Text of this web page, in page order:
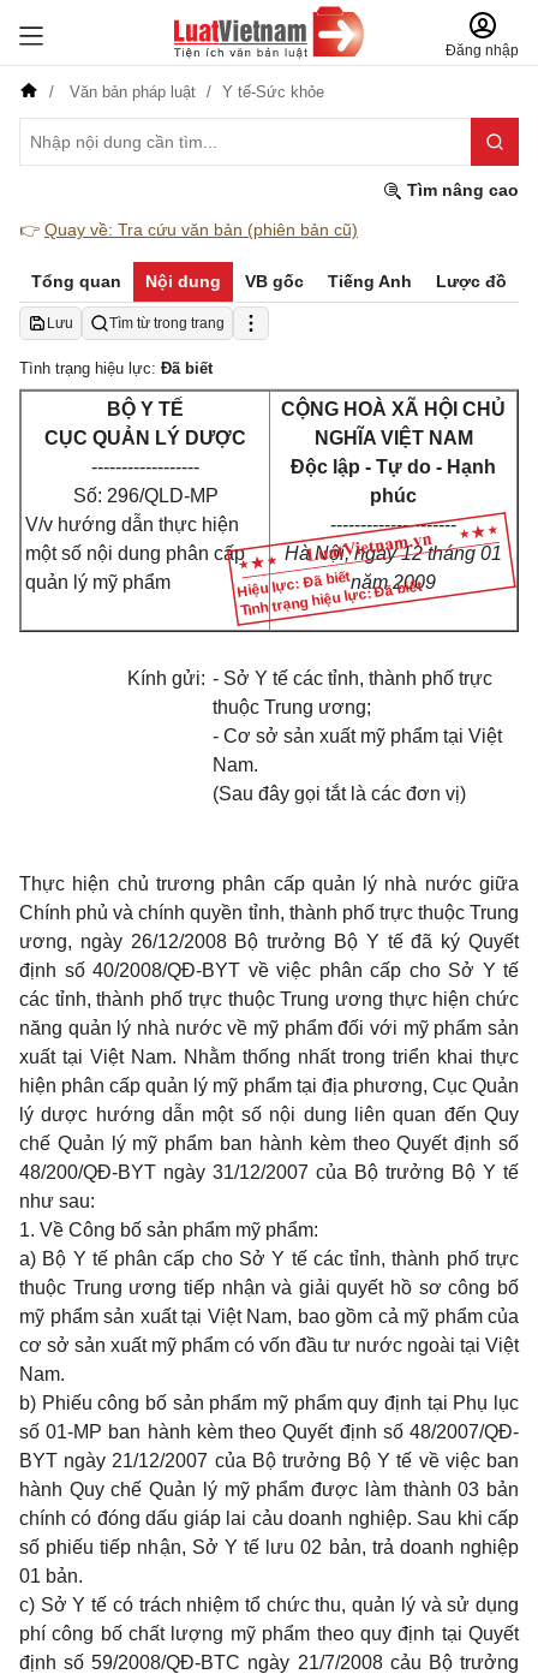
Đăng nhập
Văn bản pháp luật Y tế-Sức khỏe
Tìm nâng cao
👉 Quay về: Tra cứu văn bản (phiên bản cũ)
Tổng quan Nội dung VB gốc Tiếng Anh Lược đồ
Lưu Tìm từ trong trang
Tình trạng hiệu lực: Đã biết
Hiệu lực: Đã biết
Tình trạng hiệu lực: Đã biết
BỘ Y TẾ
CỤC QUẢN LÝ DƯỢC
------------------
Số: 296/QLD-MP
V/v hướng dẫn thực hiện
một số nội dung phân cấp
quản lý mỹ phẩm
CỘNG HOÀ XÃ HỘI CHỦ
NGHĨA VIỆT NAM
Độc lập - Tự do - Hạnh
phúc
---------------------
Hà Nội, ngày 12 tháng 01
năm 2009
Kính gửi: - Sở Y tế các tỉnh, thành phố trực
thuộc Trung ương;
- Cơ sở sản xuất mỹ phẩm tại Việt
Nam.
(Sau đây gọi tắt là các đơn vị)
Thực hiện chủ trương phân cấp quản lý nhà nước giữa
Chính phủ và chính quyền tỉnh, thành phố trực thuộc Trung
ương, ngày 26/12/2008 Bộ trưởng Bộ Y tế đã ký Quyết
định số 40/2008/QĐ-BYT về việc phân cấp cho Sở Y tế
các tỉnh, thành phố trực thuộc Trung ương thực hiện chức
năng quản lý nhà nước về mỹ phẩm đối với mỹ phẩm sản
xuất tại Việt Nam. Nhằm thống nhất trong triển khai thực
hiện phân cấp quản lý mỹ phẩm tại địa phương, Cục Quản
lý dược hướng dẫn một số nội dung liên quan đến Quy
chế Quản lý mỹ phẩm ban hành kèm theo Quyết định số
48/200/QĐ-BYT ngày 31/12/2007 của Bộ trưởng Bộ Y tế
như sau:
1. Về Công bố sản phẩm mỹ phẩm:
a) Bộ Y tế phân cấp cho Sở Y tế các tỉnh, thành phố trực
thuộc Trung ương tiếp nhận và giải quyết hồ sơ công bố
mỹ phẩm sản xuất tại Việt Nam, bao gồm cả mỹ phẩm của
cơ sở sản xuất mỹ phẩm có vốn đầu tư nước ngoài tại Việt
Nam.
b) Phiếu công bố sản phẩm mỹ phẩm quy định tại Phụ lục
số 01-MP ban hành kèm theo Quyết định số 48/2007/QĐ-
BYT ngày 21/12/2007 của Bộ trưởng Bộ Y tế về việc ban
hành Quy chế Quản lý mỹ phẩm được làm thành 03 bản
chính có đóng dấu giáp lai cảu doanh nghiệp. Sau khi cấp
số phiếu tiếp nhận, Sở Y tế lưu 02 bản, trả doanh nghiệp
01 bản.
c) Sở Y tế có trách nhiệm tổ chức thu, quản lý và sử dụng
phí công bố chất lượng mỹ phẩm theo quy định tại Quyết
định số 59/2008/QĐ-BTC ngày 21/7/2008 cảu Bộ trưởng